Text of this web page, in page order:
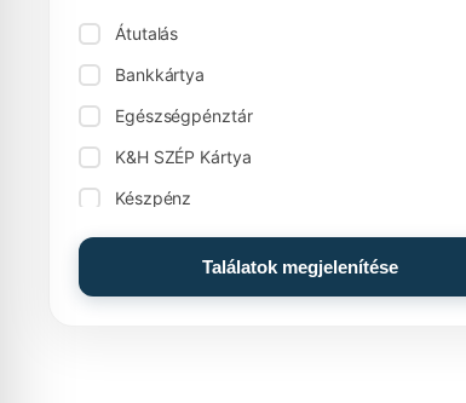
Egyéb szolgáltatások
Elektromos tűzhely
Átutalás
Bankkártya
Egészségpénztár
K&H SZÉP Kártya
Készpénz
Készpénz: Euro (€)
MKB SZÉP Kártya
Találatok megjelenítése